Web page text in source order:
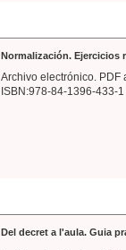
Normalización. Ejercicios
Archivo electrónico. PDF
ISBN:978-84-1396-433-1
Del decret a l'aula. Guia